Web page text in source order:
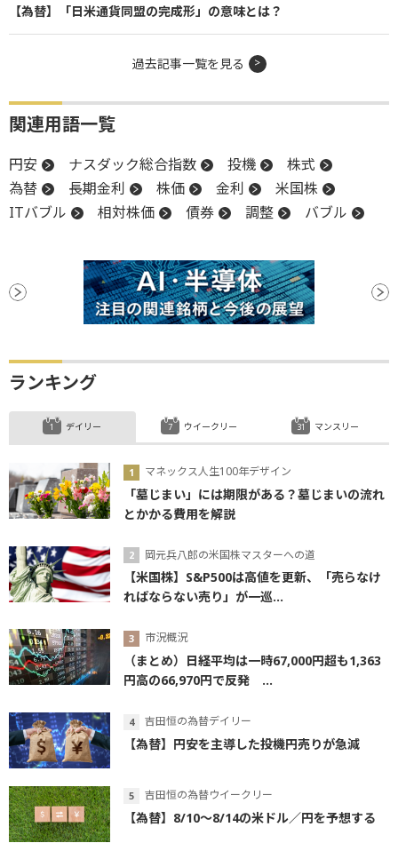
【為替】「日米通貨同盟の完成形」の意味とは？
過去記事一覧を見る
関連用語一覧
円安 ナスダック総合指数 投機
株式
為替
長期金利 株価 金利
米国株
ITバブル
相対株価 債券 調整 バブル
ランキング
デイリー
マネックス人生100年デザイン
「墓じまい」には期限がある？墓じまいの流れ
とかかる費用を解説
岡元兵八郎の米国株マスターへの道
【米国株】S&P500は高値を更新、「売らなけ
ればならない売り」が一巡...
市況概況
（まとめ）日経平均は一時67,000円超も1,363
円高の66,970円で反発 ...
吉田恒の為替デイリー
【為替】円安を主導した投機円売りが急減
吉田恒の為替ウイークリー
【為替】8/10～8/14の米ドル／円を予想する
ウイークリー マンスリー